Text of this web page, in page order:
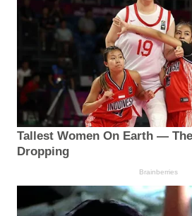
Tallest Women On Earth —
Dropping
Brainberries